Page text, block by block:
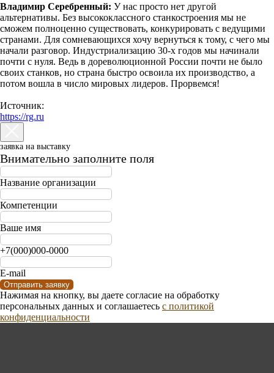
Владимир Серебренный: У нас просто нет другой
альтернативы. Без высококлассного станкостроения мы не
сможем полноценно существовать, конкурировать с ведущими
странами. Для сомневающихся хочу вернуться к тому, с чего мы
начали разговор. Индустриализацию 30-х годов мы начинали
почти с нуля. Ведь в дореволюционной России почти не было
своих станков, но страна быстро освоила их производство, а
потом вошла в число мировых лидеров. Прорвемся!
Источник:
https://rg.ru
заявка на выставку
Внимательно заполните поля
Название организации
Компетенции
Ваше имя
+7(000)000-0000
E-mail
Отправить заявку
Нажимая на кнопку, вы даете согласие на обработку
персональных данных и соглашаетесь c политикой
конфиденциальности